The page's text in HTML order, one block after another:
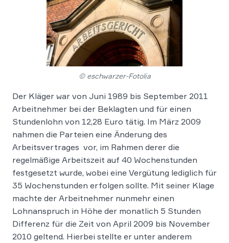
© eschwarzer-Fotolia
Der Kläger war von Juni 1989 bis September 2011
Arbeitnehmer bei der Beklagten und für einen
Stundenlohn von 12,28 Euro tätig. Im März 2009
nahmen die Parteien eine Änderung des
Arbeitsvertrages vor, im Rahmen derer die
regelmäßige Arbeitszeit auf 40 Wochenstunden
festgesetzt wurde, wobei eine Vergütung lediglich für
35 Wochenstunden erfolgen sollte. Mit seiner Klage
machte der Arbeitnehmer nunmehr einen
Lohnanspruch in Höhe der monatlich 5 Stunden
Differenz für die Zeit von April 2009 bis November
2010 geltend. Hierbei stellte er unter anderem